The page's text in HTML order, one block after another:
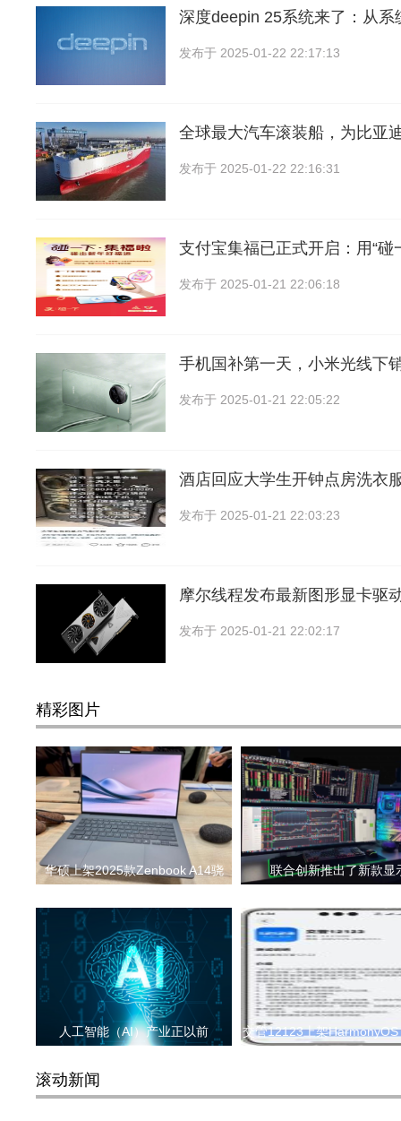
深度deepin 25系统来了：从系
发布于 2025-01-22 22:17:13
全球最大汽车滚装船，为比亚
发布于 2025-01-22 22:16:31
支付宝集福已正式开启：用“碰
发布于 2025-01-21 22:06:18
手机国补第一天，小米光线下
发布于 2025-01-21 22:05:22
酒店回应大学生开钟点房洗衣
发布于 2025-01-21 22:03:23
摩尔线程发布最新图形显卡驱
发布于 2025-01-21 22:02:17
精彩图片
华硕上架2025款Zenbook A14骁 联合创新推出了新款显
人工智能（AI）产业正以前
交管12123上架HarmonyOS
滚动新闻